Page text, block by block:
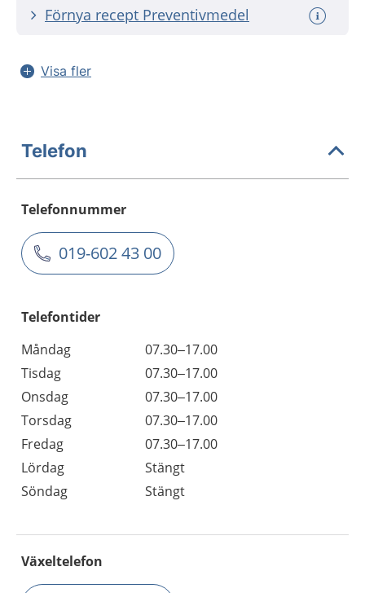
Förnya recept Preventivmedel
Visa fler
Telefon
Telefonnummer
019-602 43 00
Telefontider
Måndag
07.30–17.00
Tisdag
07.30–17.00
Onsdag
07.30–17.00
Torsdag
07.30–17.00
Fredag
07.30–17.00
Lördag
Stängt
Söndag
Stängt
Växeltelefon